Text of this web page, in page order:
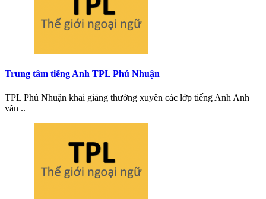
Trung tâm tiếng Anh TPL Phú Nhuận
TPL Phú Nhuận khai giảng thường xuyên các lớp tiếng Anh Anh
văn ..